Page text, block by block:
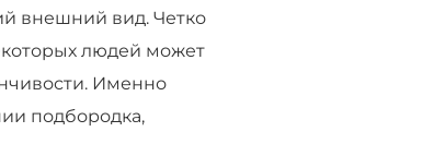
внешний вид. Четко
людей может
Именно
подбородка,